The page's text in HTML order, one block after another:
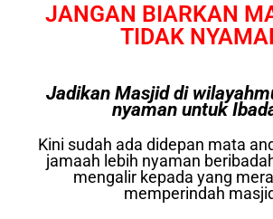
JANGAN BIARKAN
TIDAK
Jadikan Masjid di
nyaman untuk
Kini sudah ada didepan mata
jamaah lebih nyaman
mengalir kepada yang
memperindah